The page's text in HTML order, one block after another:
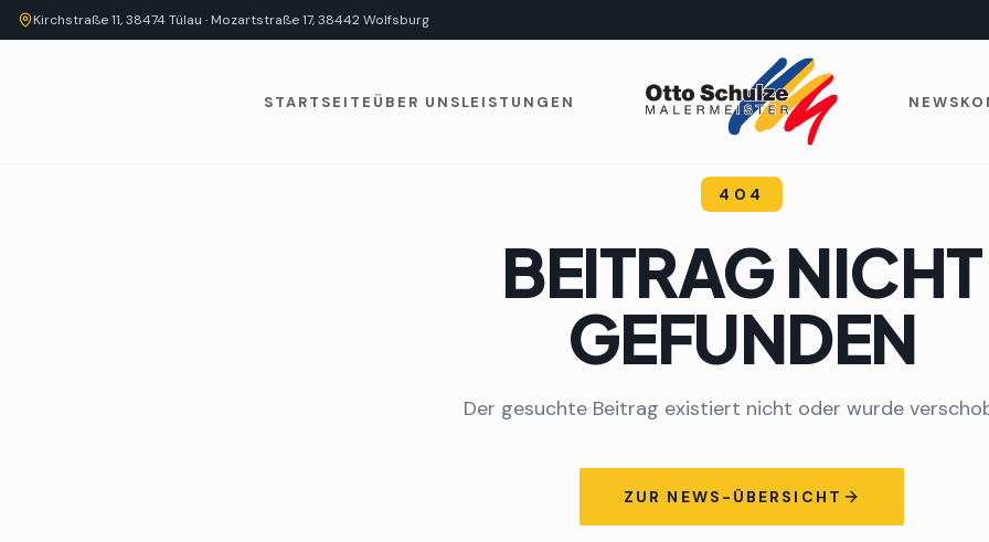
Kirchstraße 11, 38474 Tülau · Mozartstraße 17, 38442 Wolfsburg
STARTSEITE ÜBER UNSLEISTUNGEN NEWS
404
BEITRAG NICHT
GEFUNDEN
Der gesuchte Beitrag existiert nicht oder wurde
ZUR NEWS-ÜBERSICHT